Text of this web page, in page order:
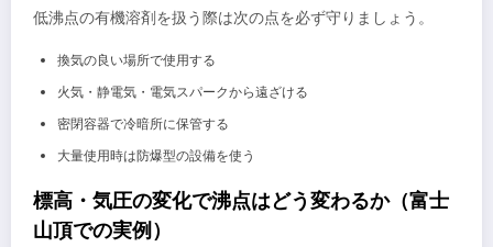
低沸点の有機溶剤を扱う際は次の点を必ず守りましょう。
換気の良い場所で使用する
火気・静電気・電気スパークから遠ざける
密閉容器で冷暗所に保管する
大量使用時は防爆型の設備を使う
標高・気圧の変化で沸点はどう変わるか（富士
山頂での実例）